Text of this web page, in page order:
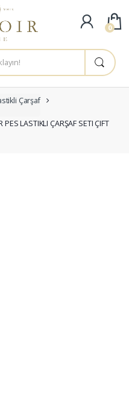
Çarşaf
PES LASTIKLI ÇARŞAF SETI ÇIFT
0